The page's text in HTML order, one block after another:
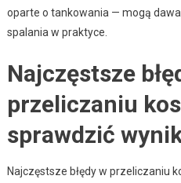
oparte o tankowania — mogą
spalania w praktyce.
Najczęstsze
przeliczaniu
sprawdzić
Najczęstsze błędy w przeliczaniu